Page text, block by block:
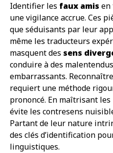
Identifier les faux amis en
une vigilance accrue. Ces
que séduisants par leur
même les traducteurs
masquent des sens
conduire à des
embarrassants.
requiert une méthode
prononcé. En maîtrisant
évite les contresens
Partant de leur nature
des clés d’identification
linguistiques.